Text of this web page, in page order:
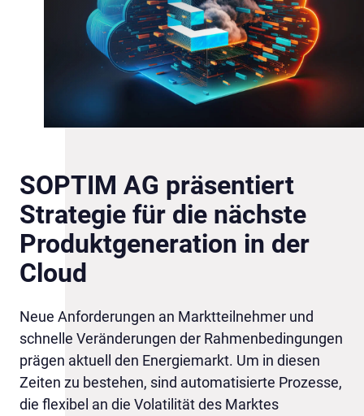
SOPTIM AG präsentiert
Strategie für die nächste
Produktgeneration in der
Cloud
Neue Anforderungen an Marktteilnehmer und
schnelle Veränderungen der Rahmenbedingungen
prägen aktuell den Energiemarkt. Um in diesen
Zeiten zu bestehen, sind automatisierte Prozesse,
die flexibel an die Volatilität des Marktes